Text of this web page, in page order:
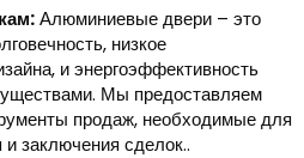
Алюминиевые двери – это
низкое
и энергоэффективность
Мы предоставляем
продаж, необходимые для
заключения сделок..